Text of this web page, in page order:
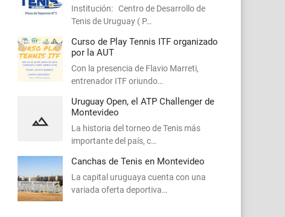
Institución: Centro de Desarrollo de
Tenis de Uruguay ( P…
Curso de Play Tennis ITF organizado
por la AUT
Con la presencia de Flavio Marreti,
entrenador ITF oriundo…
Uruguay Open, el ATP Challenger de
Montevideo
La historia del torneo de Tenis más
importante del país, c…
Canchas de Tenis en Montevideo
La capital uruguaya cuenta con una
variada oferta deportiva…